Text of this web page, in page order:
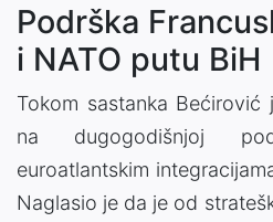
Podrška
i NATO putu BiH
Tokom sastanka Bećirović
na dugogodišnjoj
euroatlantskim
Naglasio je da je od